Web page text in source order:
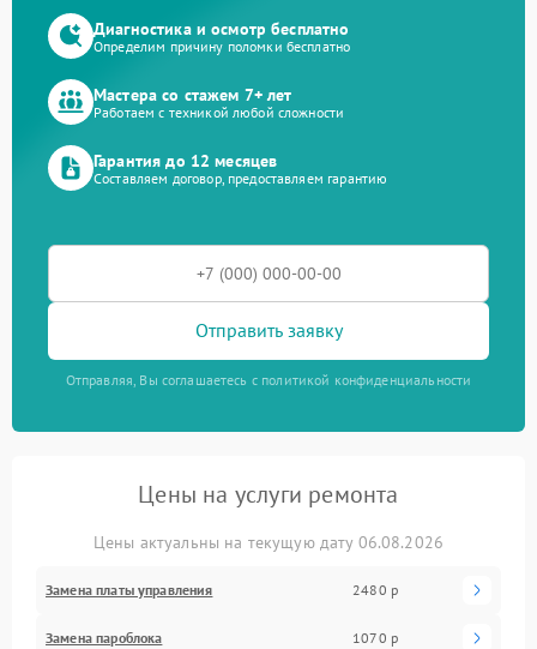
Диагностика и осмотр бесплатно
Определим причину поломки бесплатно
Мастера со стажем 7+ лет
Работаем с техникой любой сложности
Гарантия до 12 месяцев
Составляем договор, предоставляем гарантию
Отправить заявку
Отправляя, Вы соглашаетесь с политикой конфиденциальности
Цены на услуги ремонта
Цены актуальны на текущую дату 06.08.2026
Замена платы управления 2480 р
Замена пароблока 1070 р